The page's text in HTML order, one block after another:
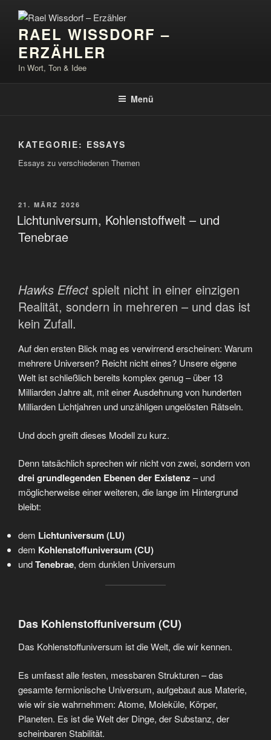
Inhalt
springenRAEL WISSDORF –
ERZÄHLER
In Wort, Ton & Idee
Menü
KATEGORIE: ESSAYS
Essays zu verschiedenen Themen
VERÖFFENTLICHT
AM
21. MÄRZ 2026
Lichtuniversum, Kohlenstoffwelt – und
Tenebrae
Hawks Effectspielt nicht in einer einzigen
Realität, sondern in mehreren – und das ist
kein Zufall.
Auf den ersten Blick mag es verwirrend erscheinen: Warum
mehrere Universen? Reicht nicht eines? Unsere eigene
Welt ist schließlich bereits komplex genug – über 13
Milliarden Jahre alt, mit einer Ausdehnung von hunderten
Milliarden Lichtjahren und unzähligen ungelösten Rätseln.
Und doch greift dieses Modell zu kurz.
Denn tatsächlich sprechen wir nicht von zwei, sondern von
drei grundlegenden Ebenen der Existenz – und
möglicherweise einer weiteren, die lange im Hintergrund
bleibt:
dem Lichtuniversum (LU)
dem Kohlenstoffuniversum (CU)
undTenebrae, dem dunklen Universum
Das Kohlenstoffuniversum (CU)
Das Kohlenstoffuniversum ist die Welt, die wir kennen.
Es umfasst alle festen, messbaren Strukturen – das
gesamte fermionische Universum, aufgebaut aus Materie,
wie wir sie wahrnehmen: Atome, Moleküle, Körper,
Planeten. Es ist die Welt der Dinge, der Substanz, der
scheinbaren Stabilität.